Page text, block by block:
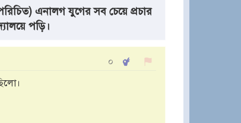
এনালগ যুগের সব চেয়ে প্রচার
পড়ি।
০